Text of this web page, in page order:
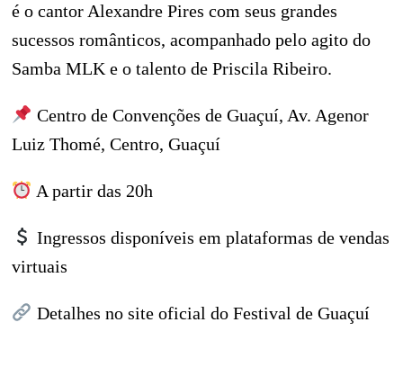
é o cantor Alexandre Pires com seus grandes
sucessos românticos, acompanhado pelo agito do
Samba MLK e o talento de Priscila Ribeiro.
Centro de Convenções de Guaçuí, Av. Agenor
Luiz Thomé, Centro, Guaçuí
A partir das 20h
Ingressos disponíveis em plataformas de vendas
virtuais
Detalhes no site oficial do Festival de Guaçuí